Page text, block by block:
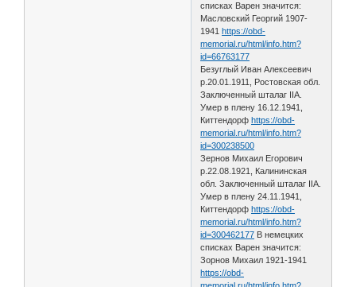
списках Варен значится:
Масловский Георгий 1907-
1941https://obd-
memorial.ru/html/info.htm?
id=66763177
Безуглый Иван Алексеевич
р.20.01.1911, Ростовская обл.
Заключенный шталаг IIA.
Умер в плену 16.12.1941,
Киттендорфhttps://obd-
memorial.ru/html/info.htm?
id=300238500
Зернов Михаил Егорович
р.22.08.1921, Калининская
обл. Заключенный шталаг IIA.
Умер в плену 24.11.1941,
Киттендорфhttps://obd-
memorial.ru/html/info.htm?
id=300462177 В немецких
списках Варен значится:
Зорнов Михаил 1921-1941
https://obd-